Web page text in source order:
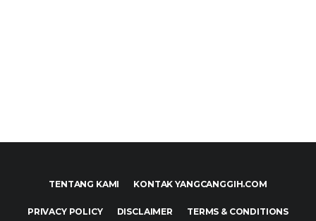
TENTANG KAMI KONTAK YANGCANGGIH.COM
PRIVACY POLICY DISCLAIMER TERMS & CONDITIONS